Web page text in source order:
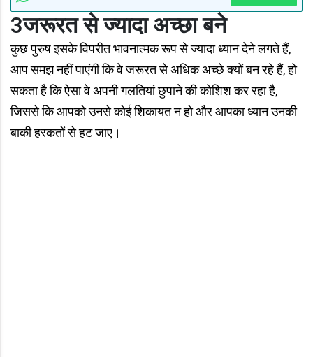
3जरूरत से ज्यादा अच्छा बने
कुछ पुरुष इसके विपरीत भावनात्मक रूप से ज्यादा ध्यान देने लगते हैं,
आप समझ नहीं पाएंगी कि वे जरूरत से अधिक अच्छे क्यों बन रहे हैं, हो
सकता है कि ऐसा वे अपनी गलतियां छुपाने की कोशिश कर रहा है,
जिससे कि आपको उनसे कोई शिकायत न हो और आपका ध्यान उनकी
बाकी हरकतों से हट जाए।